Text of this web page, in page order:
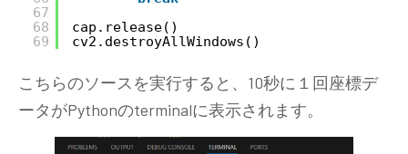
67
68
69
cap.release()
cv2.destroyAllWindows()
こちらのソースを実行すると、10秒に１回座標デ
ータがPythonのterminalに表示されます。